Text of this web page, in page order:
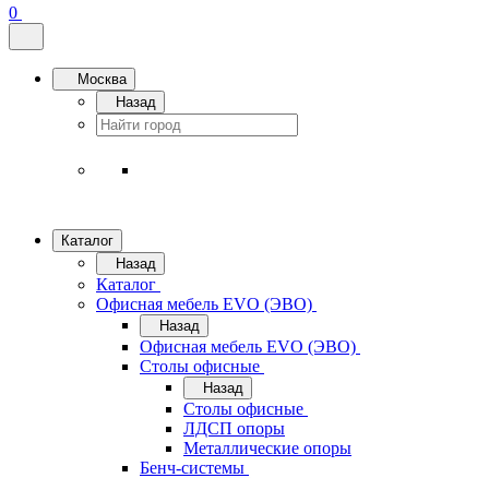
0
Москва
Назад
Каталог
Назад
Каталог
Офисная мебель EVO (ЭВО)
Назад
Офисная мебель EVO (ЭВО)
Cтолы офисные
Назад
Cтолы офисные
ЛДСП опоры
Металлические опоры
Бенч-системы